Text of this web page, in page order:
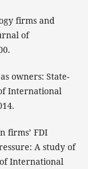
firms and
of
owners: State-
International
firms’ FDI
A study of
International